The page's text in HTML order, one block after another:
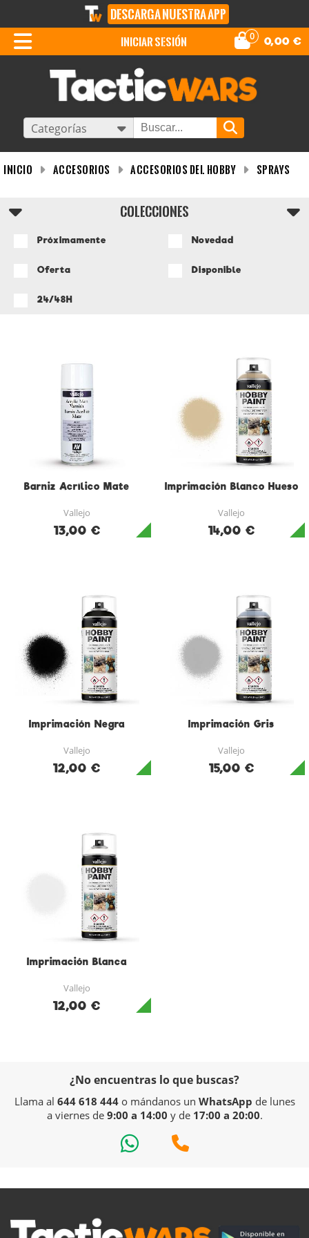
DESCARGA NUESTRA APP
0 0,00 €
iniciar sesión
Categorías
INICIO Accesorios Accesorios del Hobby Sprays
COLECCIONES
Próximamente Novedad
Oferta Disponible
24/48H
Barniz Acrílico Mate
Vallejo
13,00 €
Imprimación Blanco Hueso
Vallejo
14,00 €
Imprimación Negra
Vallejo
12,00 €
Imprimación Gris
Vallejo
15,00 €
Imprimación Blanca
Vallejo
12,00 €
¿No encuentras lo que buscas?
Llama al 644 618 444o mándanos un WhatsApp de lunes
a viernes de 9:00 a 14:00 y de 17:00 a 20:00.